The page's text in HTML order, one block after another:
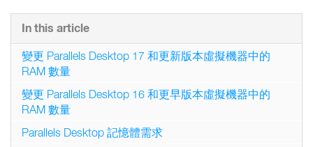
In this article
變更 Parallels Desktop 17 和更新版本虛擬機器中的
RAM 數量
變更 Parallels Desktop 16 和更早版本虛擬機器中的
RAM 數量
Parallels Desktop 記憶體需求